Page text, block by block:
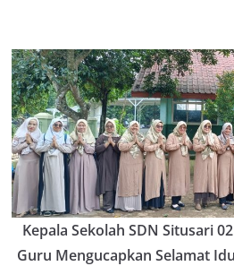
Kepala Sekolah SDN Situsari
Guru Mengucapkan Selamat